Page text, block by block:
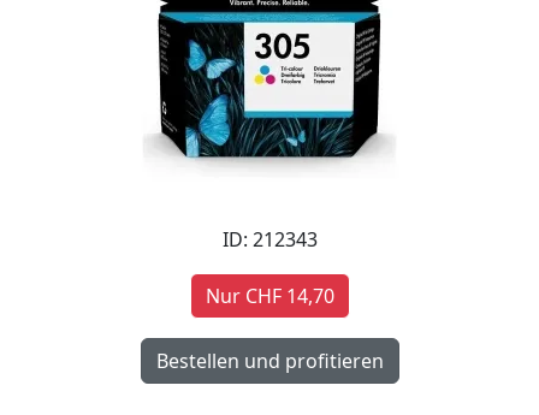
ID: 212343
Nur CHF 14,70